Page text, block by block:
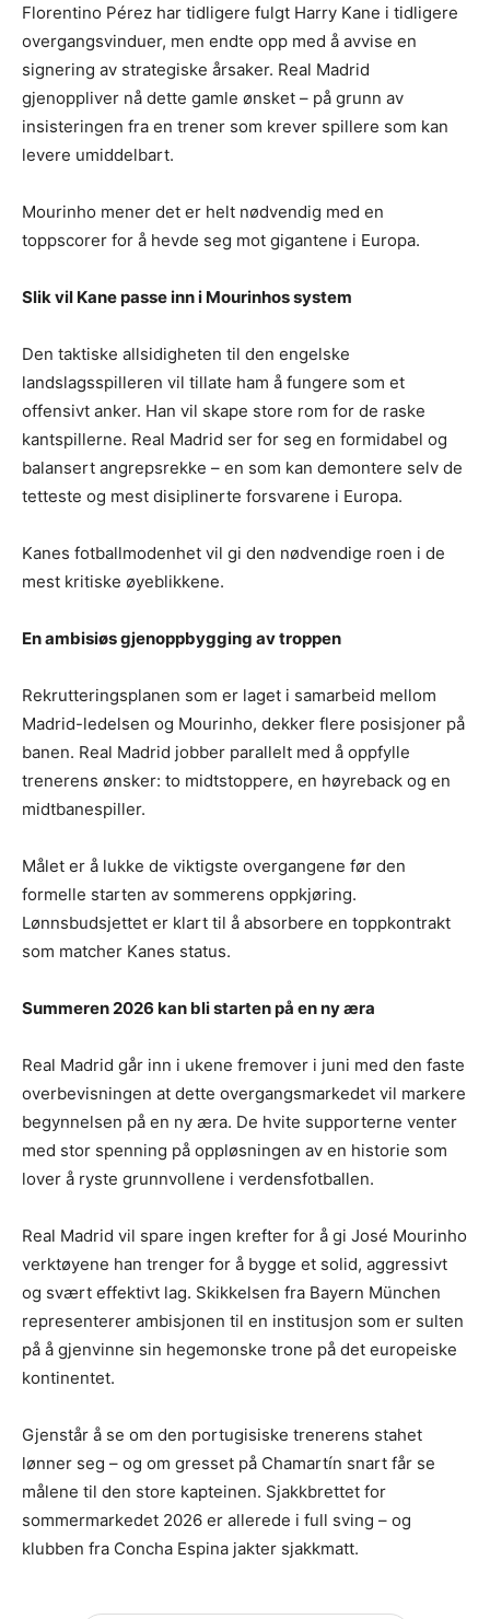
Florentino Pérez har tidligere fulgt Harry Kane i tidligere
overgangsvinduer, men endte opp med å avvise en
signering av strategiske årsaker. Real Madrid
gjenoppliver nå dette gamle ønsket – på grunn av
insisteringen fra en trener som krever spillere som kan
levere umiddelbart.
Mourinho mener det er helt nødvendig med en
toppscorer for å hevde seg mot gigantene i Europa.
Slik vil Kane passe inn i Mourinhos system
Den taktiske allsidigheten til den engelske
landslagsspilleren vil tillate ham å fungere som et
offensivt anker. Han vil skape store rom for de raske
kantspillerne. Real Madrid ser for seg en formidabel og
balansert angrepsrekke – en som kan demontere selv de
tetteste og mest disiplinerte forsvarene i Europa.
Kanes fotballmodenhet vil gi den nødvendige roen i de
mest kritiske øyeblikkene.
En ambisiøs gjenoppbygging av troppen
Rekrutteringsplanen som er laget i samarbeid mellom
Madrid-ledelsen og Mourinho, dekker flere posisjoner på
banen. Real Madrid jobber parallelt med å oppfylle
trenerens ønsker: to midtstoppere, en høyreback og en
midtbanespiller.
Målet er å lukke de viktigste overgangene før den
formelle starten av sommerens oppkjøring.
Lønnsbudsjettet er klart til å absorbere en toppkontrakt
som matcher Kanes status.
Summeren 2026 kan bli starten på en ny æra
Real Madrid går inn i ukene fremover i juni med den faste
overbevisningen at dette overgangsmarkedet vil markere
begynnelsen på en ny æra. De hvite supporterne venter
med stor spenning på oppløsningen av en historie som
lover å ryste grunnvollene i verdensfotballen.
Real Madrid vil spare ingen krefter for å gi José Mourinho
verktøyene han trenger for å bygge et solid, aggressivt
og svært effektivt lag. Skikkelsen fra Bayern München
representerer ambisjonen til en institusjon som er sulten
på å gjenvinne sin hegemonske trone på det europeiske
kontinentet.
Gjenstår å se om den portugisiske trenerens stahet
lønner seg – og om gresset på Chamartín snart får se
målene til den store kapteinen. Sjakkbrettet for
sommermarkedet 2026 er allerede i full sving – og
klubben fra Concha Espina jakter sjakkmatt.